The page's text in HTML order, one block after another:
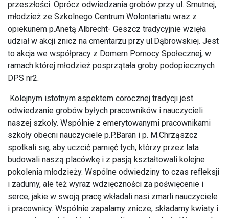
przeszłości. Oprócz odwiedzania grobów przy ul. Smutnej,
młodzież ze Szkolnego Centrum Wolontariatu wraz z
opiekunem p.Anetą Albrecht- Geszcz tradycyjnie wzięła
udział w akcji znicz na cmentarzu przy ul.Dąbrowskiej. Jest
to akcja we współpracy z Domem Pomocy Społecznej, w
ramach której młodzież posprzątała groby podopiecznych
DPS nr2.
Kolejnym istotnym aspektem corocznej tradycji jest
odwiedzanie grobów byłych pracowników i nauczycieli
naszej szkoły. Wspólnie z emerytowanymi pracownikami
szkoły obecni nauczyciele p.P.Baran i p. M.Chrząszcz
spotkali się, aby uczcić pamięć tych, którzy przez lata
budowali naszą placówkę i z pasją kształtowali kolejne
pokolenia młodzieży. Wspólne odwiedziny to czas refleksji
i zadumy, ale też wyraz wdzięczności za poświęcenie i
serce, jakie w swoją pracę wkładali nasi zmarli nauczyciele
i pracownicy. Wspólnie zapalamy znicze, składamy kwiaty i